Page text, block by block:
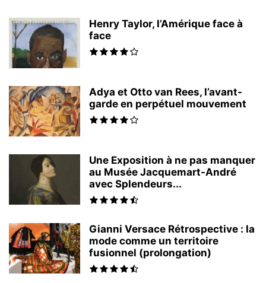
Henry Taylor, l’Amérique face à
face
Adya et Otto van Rees, l’avant-
garde en perpétuel mouvement
Une Exposition à ne pas manquer
au Musée Jacquemart-André
avec Splendeurs...
Gianni Versace Rétrospective : la
mode comme un territoire
fusionnel (prolongation)